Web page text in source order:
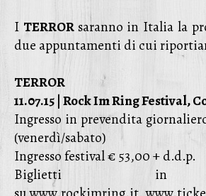
I TERRORsaranno in Italia la
due appuntamenti di cui
TERROR
11.07.15 | Rock Im Ring Festival,
Ingresso in prevendita
(venerdì/sabato)
Ingresso festival € 53,00 + d.d.p.
Biglietti in